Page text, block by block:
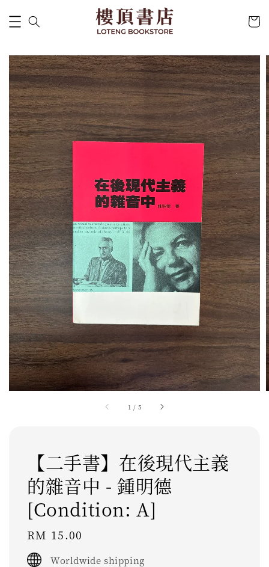
1 / 5
【二手書】在後現代主義
的雜音中 - 鍾明德
[Condition: A]
Regular
price
RM 15.00
Worldwide shipping